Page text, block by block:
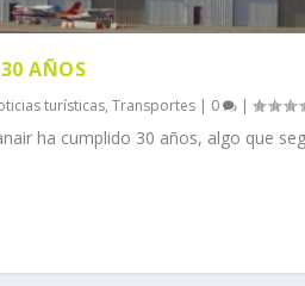
AÑOS
turísticas,Transportes | 0 |
ha cumplido 30 años, algo que